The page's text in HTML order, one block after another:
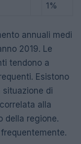
1%
annuali medi
2019. Le
tendono a
Esistono
di
alla
della regione.